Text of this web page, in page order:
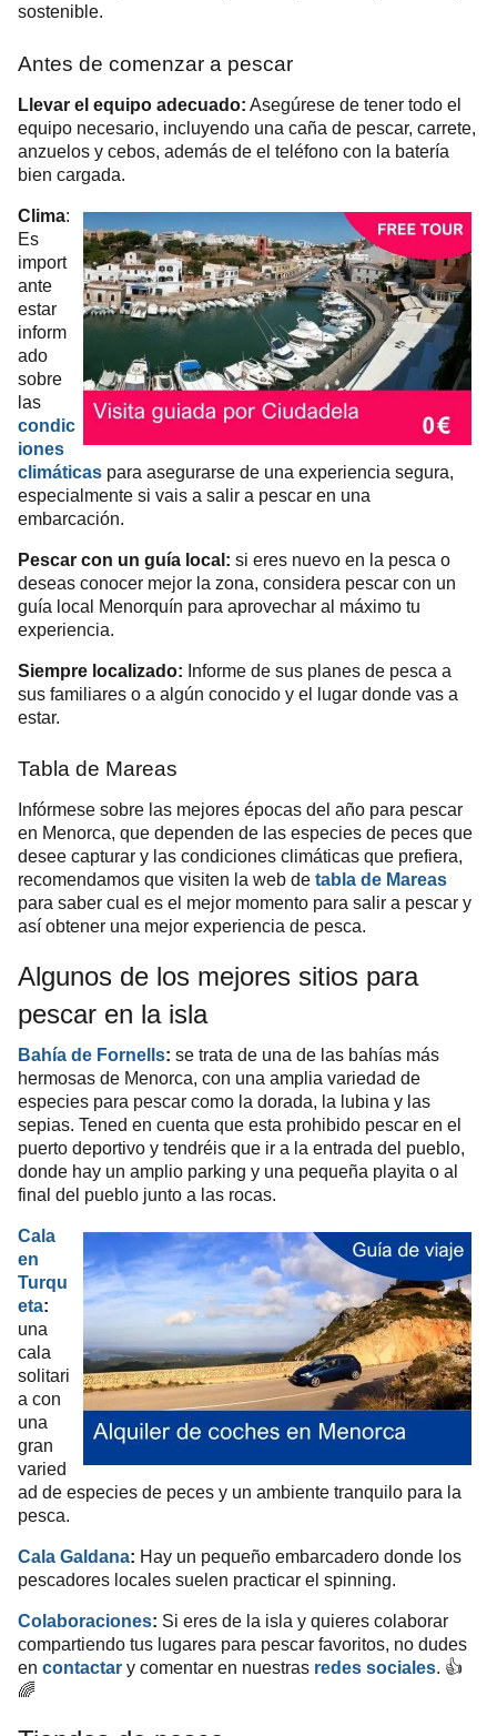
sostenible.
Antes de comenzar a pescar
Llevar el equipo adecuado: Asegúrese de tener todo el
equipo necesario, incluyendo una caña de pescar, carrete,
anzuelos y cebos, además de el teléfono con la batería
bien cargada.
Clima:
Es
import
ante
estar
inform
ado
sobre
las
condic
iones
climáticas para asegurarse de una experiencia segura,
especialmente si vais a salir a pescar en una
embarcación.
Pescar con un guía local: si eres nuevo en la pesca o
deseas conocer mejor la zona, considera pescar con un
guía local Menorquín para aprovechar al máximo tu
experiencia.
Siempre localizado: Informe de sus planes de pesca a
sus familiares o a algún conocido y el lugar donde vas a
estar.
Tabla de Mareas
Infórmese sobre las mejores épocas del año para pescar
en Menorca, que dependen de las especies de peces que
desee capturar y las condiciones climáticas que prefiera,
recomendamos que visiten la web de tabla de Mareas
para saber cual es el mejor momento para salir a pescar y
así obtener una mejor experiencia de pesca.
Algunos de los mejores sitios para
pescar en la isla
Bahía de Fornells: se trata de una de las bahías más
hermosas de Menorca, con una amplia variedad de
especies para pescar como la dorada, la lubina y las
sepias. Tened en cuenta que esta prohibido pescar en el
puerto deportivo y tendréis que ir a la entrada del pueblo,
donde hay un amplio parking y una pequeña playita o al
final del pueblo junto a las rocas.
Cala
en
Turqu
eta:
una
cala
solitari
a con
una
gran
varied
ad de especies de peces y un ambiente tranquilo para la
pesca.
Cala Galdana: Hay un pequeño embarcadero donde los
pescadores locales suelen practicar el spinning.
Colaboraciones: Si eres de la isla y quieres colaborar
compartiendo tus lugares para pescar favoritos, no dudes
en contactar y comentar en nuestras redes sociales. 👍
🌈